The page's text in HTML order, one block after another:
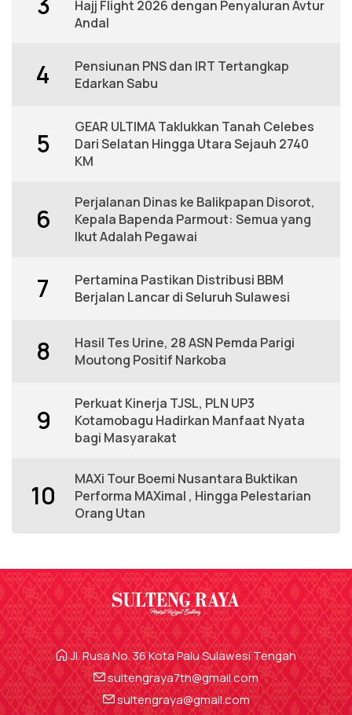
Hajj Flight 2026 dengan Penyaluran Avtur
Andal
4
Pensiunan PNS dan IRT Tertangkap
Edarkan Sabu
5
GEAR ULTIMA Taklukkan Tanah Celebes
Dari Selatan Hingga Utara Sejauh 2740
KM
6
Perjalanan Dinas ke Balikpapan Disorot,
Kepala Bapenda Parmout: Semua yang
Ikut Adalah Pegawai
7
Pertamina Pastikan Distribusi BBM
Berjalan Lancar di Seluruh Sulawesi
8
Hasil Tes Urine, 28 ASN Pemda Parigi
Moutong Positif Narkoba
9
Perkuat Kinerja TJSL, PLN UP3
Kotamobagu Hadirkan Manfaat Nyata
bagi Masyarakat
10
MAXi Tour Boemi Nusantara Buktikan
Performa MAXimal , Hingga Pelestarian
Orang Utan
Jl. Rusa No. 36 Kota Palu Sulawesi Tengah
sultengraya7th@gmail.com
sultengraya@gmail.com